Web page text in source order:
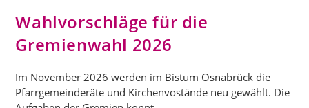
Wahlvorschläge für die
Gremienwahl 2026
Im November 2026 werden im Bistum Osnabrück die
Pfarrgemeinderäte und Kirchenvostände neu gewählt. Die